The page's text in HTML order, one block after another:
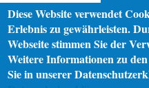
Diese Website verwendet
Erlebnis zu gewährleisten.
Webseite stimmen Sie der
Weitere Informationen zu
Sie in unserer